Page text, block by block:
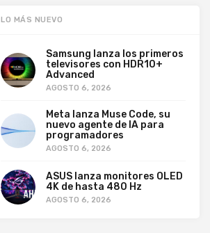
LO MÁS NUEVO
Samsung lanza los primeros
televisores con HDR10+
Advanced
AGOSTO 6, 2026
Meta lanza Muse Code, su
nuevo agente de IA para
programadores
AGOSTO 6, 2026
ASUS lanza monitores OLED
4K de hasta 480 Hz
AGOSTO 6, 2026